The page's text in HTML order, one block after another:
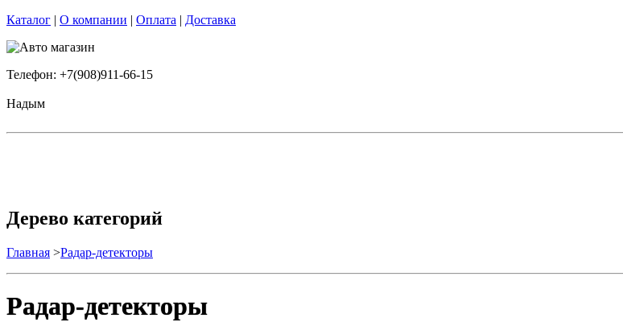
Каталог | О компании | Оплата | Доставка
Телефон: +7(908)911-66-15
Надым
Дерево категорий
Главная >Радар-детекторы
Радар-детекторы